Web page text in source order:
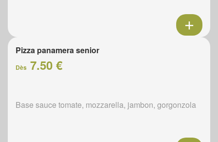
Pizza panamera senior
Dès 7.50 €
Base sauce tomate, mozzarella, jambon, gorgonzola